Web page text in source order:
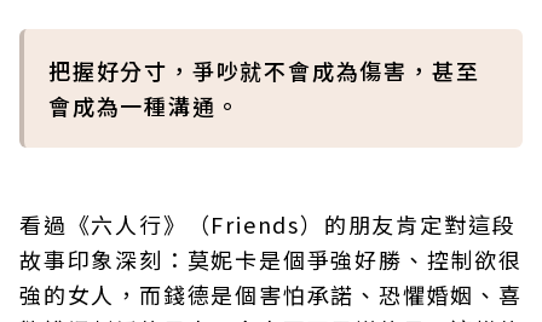
把握好分寸，爭吵就不會成為傷害，甚至
會成為一種溝通。
看過《六人行》（Friends）的朋友肯定對這段
故事印象深刻：莫妮卡是個爭強好勝、控制欲很
強的女人，而錢德是個害怕承諾、恐懼婚姻、喜